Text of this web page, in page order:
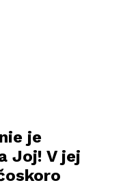
je
Joj! V jej